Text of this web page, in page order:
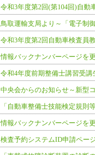
令和3年度第2回(第104回)自動
鳥取運輸支局より～「電子制
令和3年度第2回自動車検査員
情報バックナンバーページを
令和4年度前期整備士講習受
中央会からのお知らせ～新型
「自動車整備士技能検定規
情報バックナンバーページを
検査予約システムID申請ペー